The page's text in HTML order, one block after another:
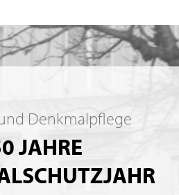
Denkmalpflege
JAHRE